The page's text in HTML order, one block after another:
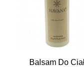
Balsam Do